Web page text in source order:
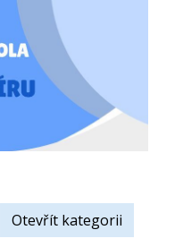
Otevřít kategorii